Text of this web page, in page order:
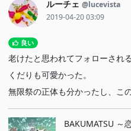
ルーチェ @lucevista
2019-04-20 03:09
良い
老けたと思われてフォローされ
くだりも可愛かった。
無限祭の正体も分かったし、こ
BAKUMATSU ～